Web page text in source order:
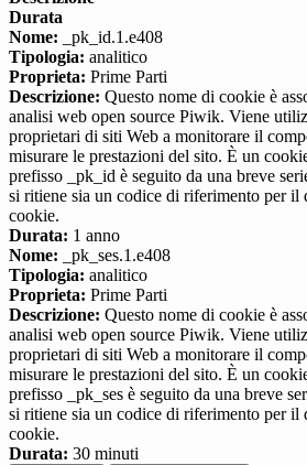
Durata
Nome: _pk_id.1.e408
Tipologia: analitico
Proprieta: Prime Parti
Descrizione: Questo nome di cookie è
analisi web open source Piwik. Viene
proprietari di siti Web a monitorare il
misurare le prestazioni del sito. È un
prefisso _pk_id è seguito da una breve
si ritiene sia un codice di riferimento per il
cookie.
Durata: 1 anno
Nome: _pk_ses.1.e408
Tipologia: analitico
Proprieta: Prime Parti
Descrizione: Questo nome di cookie è
analisi web open source Piwik. Viene
proprietari di siti Web a monitorare il
misurare le prestazioni del sito. È un
prefisso _pk_ses è seguito da una breve
si ritiene sia un codice di riferimento per il
cookie.
Durata: 30 minuti